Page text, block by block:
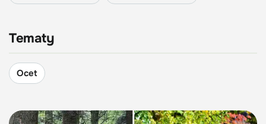
Tematy
Ocet